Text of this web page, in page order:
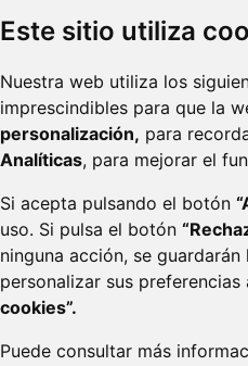
Este sitio utiliza
Nuestra web utiliza los
imprescindibles para que la
personalización, para
Analíticas, para mejorar el
Si acepta pulsando el botón
uso. Si pulsa el botón
ninguna acción, se
personalizar sus preferencias
cookies”.
Puede consultar más
700 ·sac@monzon.es
POLÍTICA DE